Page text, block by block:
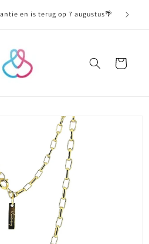
en is terug op 7 augustus🌴
Winkelwagen